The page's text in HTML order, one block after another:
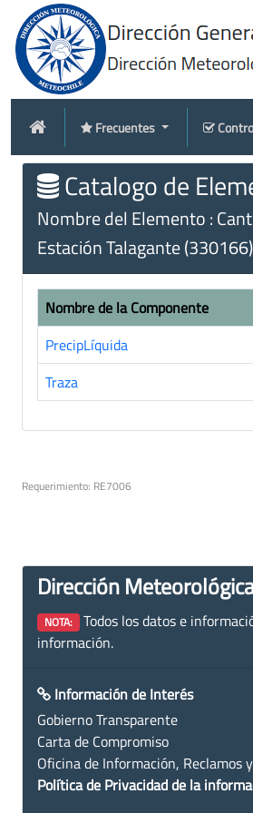
Frecuentes
Catalogo de
Nombre del Elemento :
Estación Talagante (330166)
Nombre de la Componente
PrecipLíquida
Traza
Requerimiento: RE7006
Dirección
NOTA: Todos los datos e
información.
Información de Interés
Gobierno Transparente
Carta de Compromiso
Oficina de Información, Reclamos
Política de Privacidad de la